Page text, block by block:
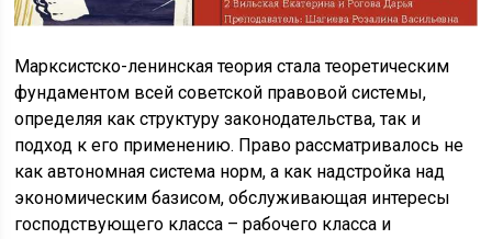
Марксистско-ленинская теория стала теоретическим
фундаментом всей советской правовой системы,
определяя как структуру законодательства, так и
подход к его применению. Право рассматривалось не
как автономная система норм, а как надстройка над
экономическим базисом, обслуживающая интересы
господствующего класса – рабочего класса и